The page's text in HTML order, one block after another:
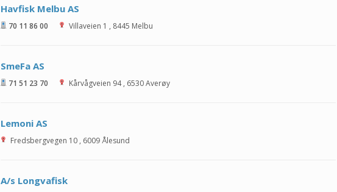
Havfisk Melbu AS
70 11 86 00 Villaveien 1 , 8445 Melbu
SmeFa AS
71 51 23 70 Kårvågveien 94, 6530Averøy
Lemoni AS
Fredsbergvegen 10 , 6009Ålesund
A/s Longvafisk